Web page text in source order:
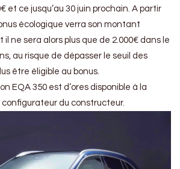
et ce jusqu’au 30 juin prochain. A partir
écologique verra son montant
il ne sera alors plus que de 2.000€ dans le
au risque de dépasser le seuil des
être éligible au bonus.
EQA 350 est d’ores disponible à la
du constructeur.